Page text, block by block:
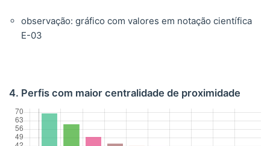
observação: gráfico com valores em notação científica
E-03
4. Perfis com maior centralidade de proximidade